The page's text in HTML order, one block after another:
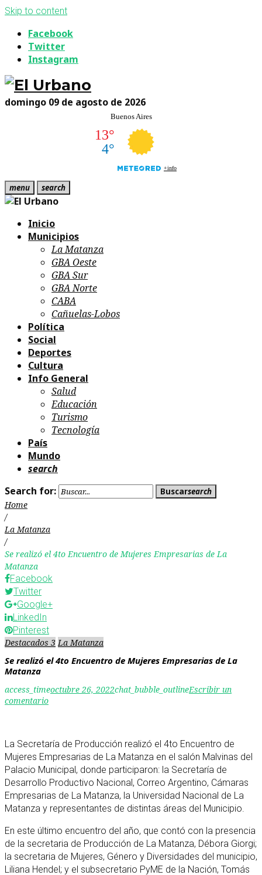
Skip to content
Facebook
Twitter
Instagram
domingo 09 de agosto de 2026
menu search
Inicio
Municipios
La Matanza
GBA Oeste
GBA Sur
GBA Norte
CABA
Cañuelas-Lobos
Política
Social
Deportes
Cultura
Info General
Salud
Educación
Turismo
Tecnología
País
Mundo
search
Search for:
Buscarsearch
Home
/
La Matanza
/
Se realizó el 4to Encuentro de Mujeres Empresarias de La
Matanza
Facebook
Twitter
Google+
LinkedIn
Pinterest
Destacados 3 La Matanza
Se realizó el 4to Encuentro de Mujeres Empresarias de La
Matanza
access_timeoctubre 26, 2022chat_bubble_outlineEscribir un
comentario
La Secretaría de Producción realizó el 4to Encuentro de
Mujeres Empresarias de La Matanza en el salón Malvinas del
Palacio Municipal, donde participaron: la Secretaría de
Desarrollo Productivo Nacional, Correo Argentino, Cámaras
Empresarias de La Matanza, la Universidad Nacional de La
Matanza y representantes de distintas áreas del Municipio.
En este último encuentro del año, que contó con la presencia
de la secretaria de Producción de La Matanza, Débora Giorgi;
la secretaria de Mujeres, Género y Diversidades del municipio,
Liliana Hendel; y el subsecretario PyME de la Nación, Tomás